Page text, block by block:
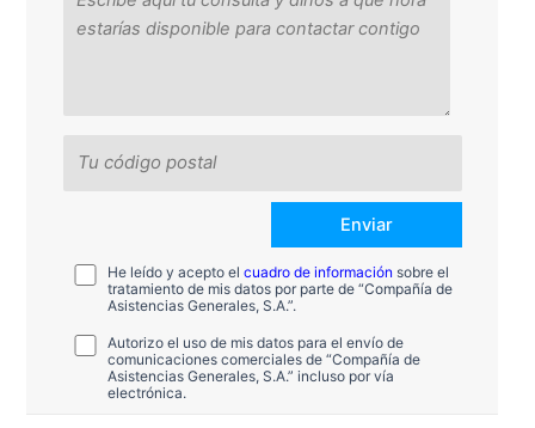
He leído y acepto elcuadro de información sobre el
tratamiento de mis datos por parte de “Compañía de
Asistencias Generales, S.A.”.
Autorizo el uso de mis datos para el envío de
comunicaciones comerciales de “Compañía de
Asistencias Generales, S.A.” incluso por vía
electrónica.